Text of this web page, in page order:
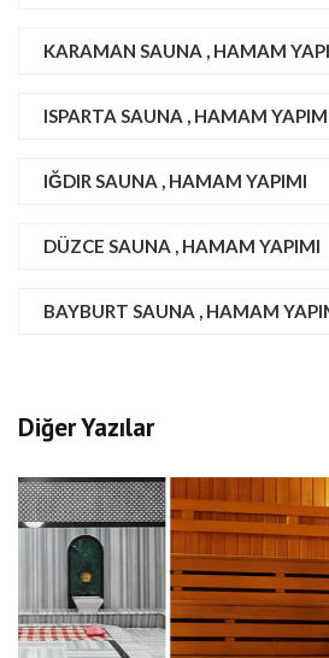
KARAMAN SAUNA , HAMAM
ISPARTA SAUNA , HAMAM
IĞDIR SAUNA , HAMAM YAPIMI
DÜZCE SAUNA , HAMAM YAPIMI
BAYBURT SAUNA , HAMAM
Diğer Yazılar
Osmaniye Sauna , Hamam
Osmaniye’de Sauna ve Hamam
Bölgesi’nin tarihi ve kültürel
Osmaniye’de geleneksel